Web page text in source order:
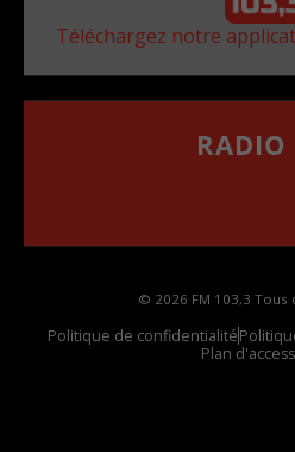
Téléchargez notre
RADIO
© 2026 FM 103,3 Tous
Politique de confidentialité
Plan